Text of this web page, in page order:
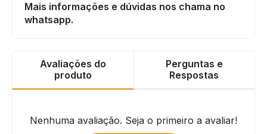
Mais informações e dúvidas nos chama no
whatsapp.
Avaliações do
produto
Perguntas e
Respostas
Nenhuma avaliação. Seja o primeiro a avaliar!